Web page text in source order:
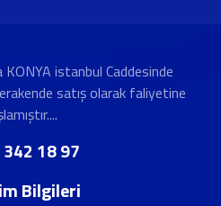
KONYA istanbul Caddesinde
satış olarak faliyetine
18 97
Bilgileri